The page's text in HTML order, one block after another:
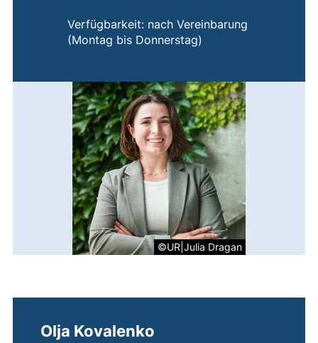
Verfügbarkeit: nach Vereinbarung
(Montag bis Donnerstag)
©UR|Julia Dragan
Olja Kovalenko